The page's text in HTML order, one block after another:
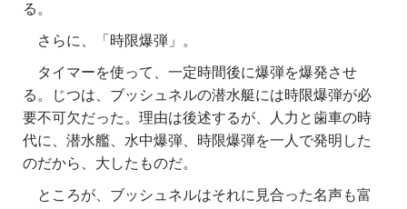
る。
さらに、「時限爆弾」。
タイマーを使って、一定時間後に爆弾を爆発させ
る。じつは、ブッシュネルの潜水艇には時限爆弾が必
要不可欠だった。理由は後述するが、人力と歯車の時
代に、潜水艦、水中爆弾、時限爆弾を一人で発明した
のだから、大したものだ。
ところが、ブッシュネルはそれに見合った名声も富